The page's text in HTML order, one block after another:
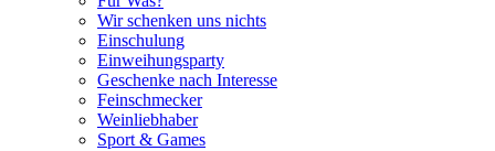
Wir schenken uns nichts
Einschulung
Einweihungsparty
Geschenke nach Interesse
Feinschmecker
Weinliebhaber
Sport & Games